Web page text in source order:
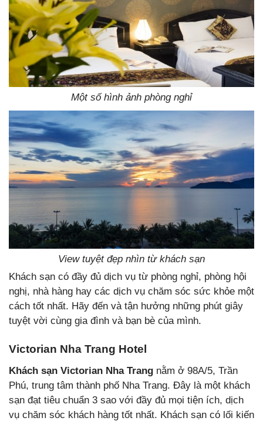
Một số hình ảnh phòng nghỉ
View tuyệt đẹp nhìn từ khách sạn
Khách sạn có đầy đủ dịch vụ từ phòng nghỉ, phòng hội
nghị, nhà hàng hay các dịch vụ chăm sóc sức khỏe một
cách tốt nhất. Hãy đến và tận hưởng những phút giây
tuyệt vời cùng gia đình và bạn bè của mình.
Victorian Nha Trang Hotel
Khách sạn Victorian Nha Trang nằm ở 98A/5, Trần
Phú, trung tâm thành phố Nha Trang. Đây là một khách
sạn đạt tiêu chuẩn 3 sao với đầy đủ mọi tiện ích, dịch
vụ chăm sóc khách hàng tốt nhất. Khách sạn có lối kiến